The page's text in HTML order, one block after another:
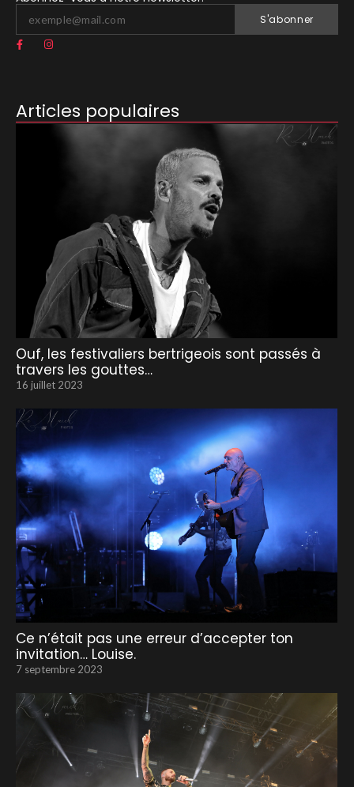
S'abonner
Articles populaires
Ouf, les festivaliers bertrigeois sont passés à
travers les gouttes…
16 juillet 2023
Ce n’était pas une erreur d’accepter ton
invitation… Louise.
7 septembre 2023